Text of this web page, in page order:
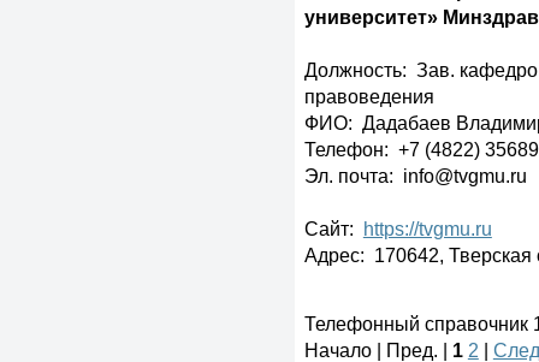
университет»
Должность: Зав.
правоведения
ФИО: Дадабаев
Телефон: +7 (4822)
Эл. почта: info@tvgmu.ru
Сайт: https://tvgmu.ru
Адрес: 170642, Тверская
Телефонный справочник
Начало | Пред. | 1 2 |